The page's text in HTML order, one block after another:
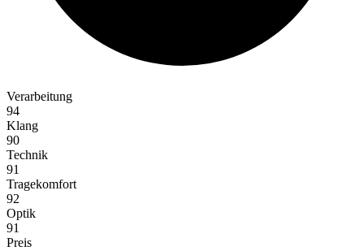
Verarbeitung
94
Klang
90
Technik
91
Tragekomfort
92
Optik
91
Preis